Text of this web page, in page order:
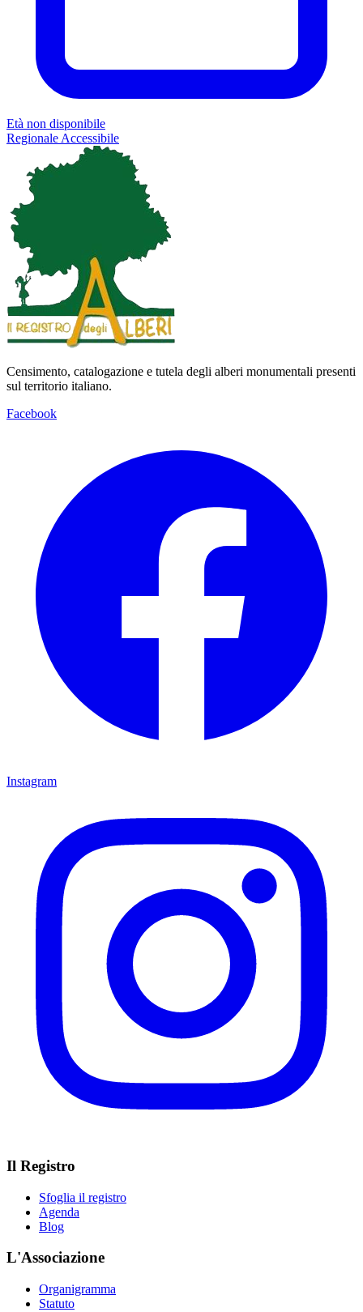
Età non disponibile
Regionale Accessibile
Censimento, catalogazione e tutela degli alberi monumentali presenti
sul territorio italiano.
Facebook
Instagram
Il Registro
Sfoglia il registro
Agenda
Blog
L'Associazione
Organigramma
Statuto